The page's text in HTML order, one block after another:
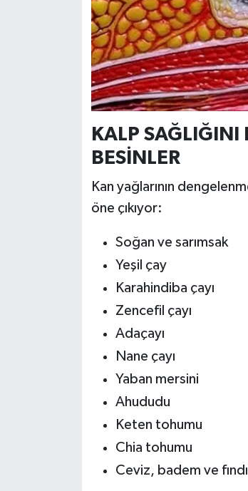
KALP SAĞLIĞINI
BESİNLER
Kan yağlarının
öne çıkıyor:
Soğan ve sarımsak
Yeşil çay
Karahindiba çayı
Zencefil çayı
Adaçayı
Nane çayı
Yaban mersini
Ahududu
Keten tohumu
Chia tohumu
Ceviz, badem ve